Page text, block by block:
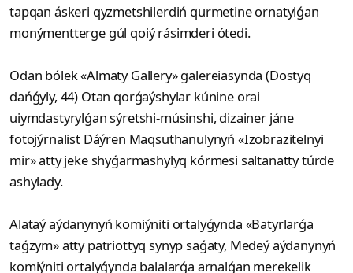
tapqan áskeri qyzmetshilerdiń qurmetine ornatylǵan
monýmentterge gúl qoiý rásimderi ótedi.
Odan bólek «Almaty Gallery» galereiasynda (Dostyq
dańǵyly, 44) Otan qorǵaýshylar kúnine orai
uiymdastyrylǵan sýretshi-músinshi, dizainer jáne
fotojýrnalist Dáýren Maqsuthanulynyń «Izobrazitelnyi
mir» atty jeke shyǵarmashylyq kórmesi saltanatty túrde
ashylady.
Alataý aýdanynyń komiýniti ortalyǵynda «Batyrlarǵa
taǵzym» atty patriottyq synyp saǵaty, Medeý aýdanynyń
komiýniti ortalyǵynda balalarǵa arnalǵan merekelik